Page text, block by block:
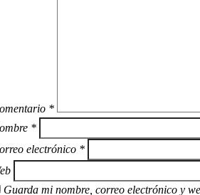
*
*
electrónico *
Guarda mi nombre, correo electrónico y